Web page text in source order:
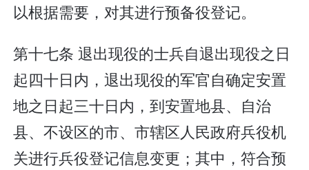
以根据需要，对其进行预备役登记。
第十七条 退出现役的士兵自退出现役之日
起四十日内，退出现役的军官自确定安置
地之日起三十日内，到安置地县、自治
县、不设区的市、市辖区人民政府兵役机
关进行兵役登记信息变更；其中，符合预